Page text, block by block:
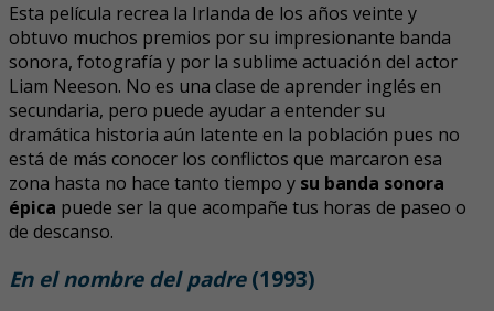
Esta película recrea la Irlanda de los años veinte y
obtuvo muchos premios por su impresionante banda
sonora, fotografía y por la sublime actuación del actor
Liam Neeson. No es una clase de aprender inglés en
secundaria, pero puede ayudar a entender su
dramática historia aún latente en la población pues no
está de más conocer los conflictos que marcaron esa
zona hasta no hace tanto tiempo y su banda sonora
épica puede ser la que acompañe tus horas de paseo o
de descanso.
En el nombre del padre(1993)